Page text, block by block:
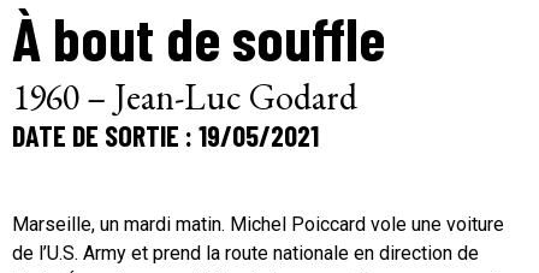
Les articles
À bout de souffle
1960 – Jean-Luc Godard
DATE DE SORTIE : 19/05/2021
Marseille, un mardi matin. Michel Poiccard vole une voiture
de l’U.S. Army et prend la route nationale en direction de